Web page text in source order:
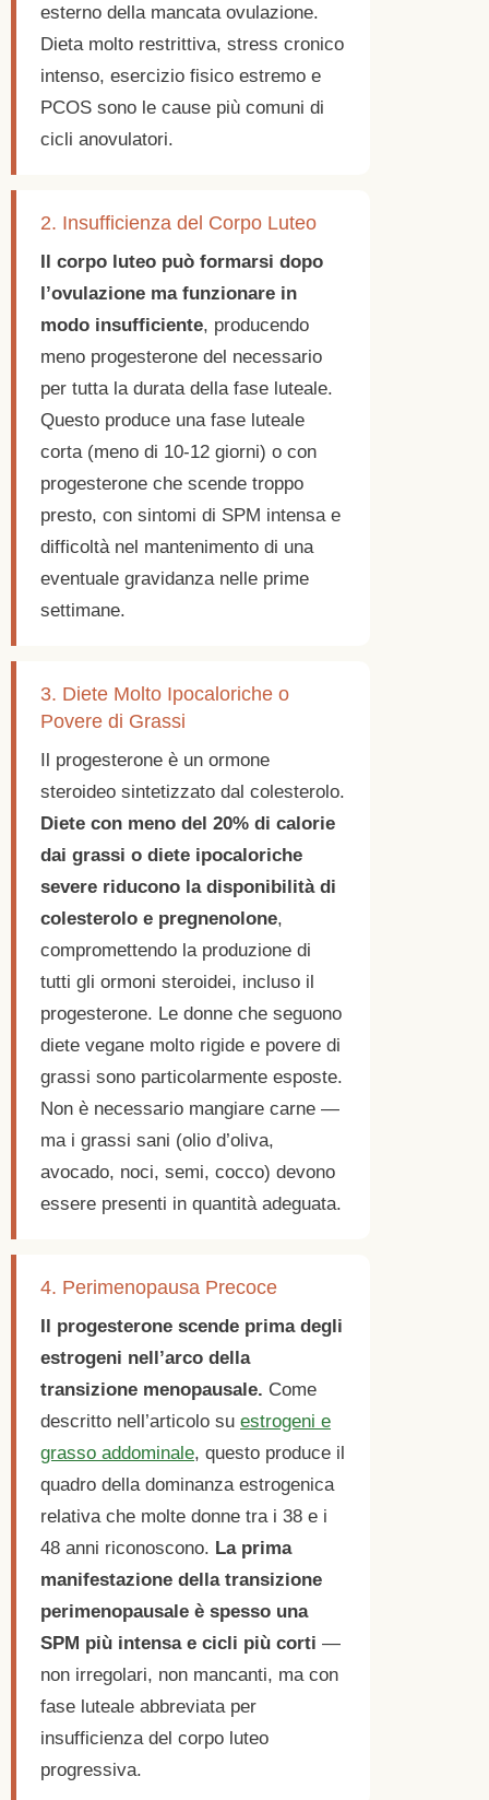
esterno della mancata ovulazione.
Dieta molto restrittiva, stress cronico
intenso, esercizio fisico estremo e
PCOS sono le cause più comuni di
cicli anovulatori.
2. Insufficienza del Corpo Luteo
Il corpo luteo può formarsi dopo
l’ovulazione ma funzionare in
modo insufficiente, producendo
meno progesterone del necessario
per tutta la durata della fase luteale.
Questo produce una fase luteale
corta (meno di 10-12 giorni) o con
progesterone che scende troppo
presto, con sintomi di SPM intensa e
difficoltà nel mantenimento di una
eventuale gravidanza nelle prime
settimane.
3. Diete Molto Ipocaloriche o
Povere di Grassi
Il progesterone è un ormone
steroideo sintetizzato dal colesterolo.
Diete con meno del 20% di calorie
dai grassi o diete ipocaloriche
severe riducono la disponibilità di
colesterolo e pregnenolone,
compromettendo la produzione di
tutti gli ormoni steroidei, incluso il
progesterone. Le donne che seguono
diete vegane molto rigide e povere di
grassi sono particolarmente esposte.
Non è necessario mangiare carne —
ma i grassi sani (olio d’oliva,
avocado, noci, semi, cocco) devono
essere presenti in quantità adeguata.
4. Perimenopausa Precoce
Il progesterone scende prima degli
estrogeni nell’arco della
transizione menopausale. Come
descritto nell’articolo su estrogeni e
grasso addominale, questo produce il
quadro della dominanza estrogenica
relativa che molte donne tra i 38 e i
48 anni riconoscono. La prima
manifestazione della transizione
perimenopausale è spesso una
SPM più intensa e cicli più corti —
non irregolari, non mancanti, ma con
fase luteale abbreviata per
insufficienza del corpo luteo
progressiva.